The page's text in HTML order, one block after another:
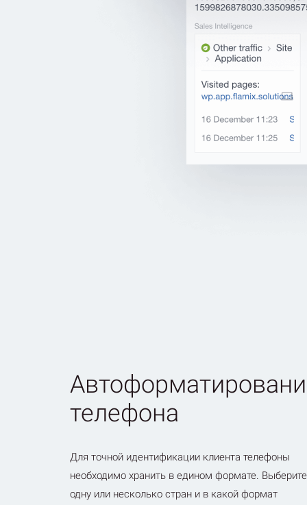
телефона
Для точной идентификации клиента телефоны
необходимо хранить в едином формате. Выберите
одну или несколько стран и в какой формат